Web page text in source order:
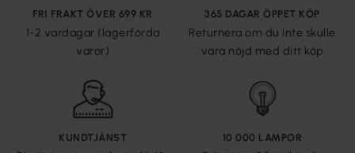
FRI FRAKT ÖVER 699 KR
1-2 vardagar (lagerförda
varor)
365 DAGAR ÖPPET KÖP
Returnera om du inte skulle
vara nöjd med ditt köp
KUNDTJÄNST 10 000 LAMPOR